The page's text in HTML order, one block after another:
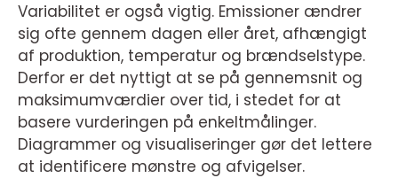
Variabilitet er også vigtig. Emissioner ændrer
sig ofte gennem dagen eller året, afhængigt
af produktion, temperatur og brændselstype.
Derfor er det nyttigt at se på gennemsnit og
maksimumværdier over tid, i stedet for at
basere vurderingen på enkeltmålinger.
Diagrammer og visualiseringer gør det lettere
at identificere mønstre og afvigelser.